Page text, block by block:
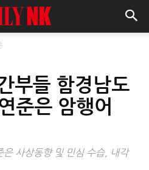
부들 함경남도
준은 암행어
은 사상동향 및 민심 수습, 내각